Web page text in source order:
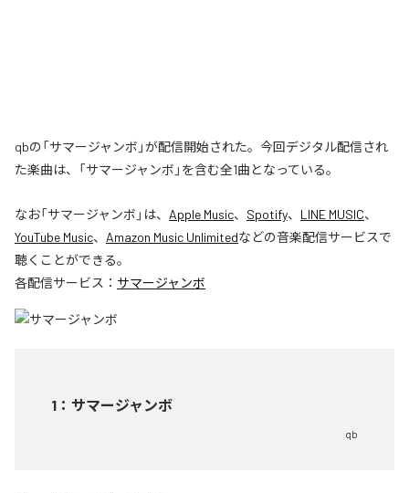
qbの「サマージャンボ」が配信開始された。今回デジタル配信され
た楽曲は、「サマージャンボ」を含む全1曲となっている。
なお「サマージャンボ 」は、 Apple Music、 Spotify、 LINE MUSIC、
YouTube Music、 Amazon Music Unlimitedなどの音楽配信サービスで
聴くことができる。
各配信サービス： サマージャンボ
1 ： サマージャンボ
qb